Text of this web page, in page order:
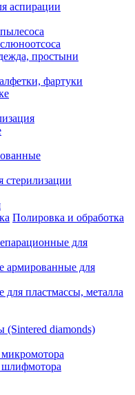
аспирации
простыни
фартуки
стерилизации
Полировка и обработка
для
армированные для
пластмассы, металла
(Sintered diamonds)